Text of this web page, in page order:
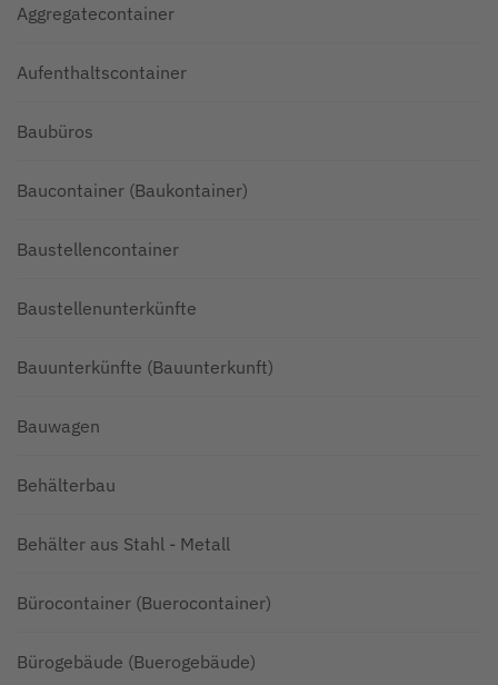
Aggregatecontainer
Aufenthaltscontainer
Baubüros
Baucontainer (Baukontainer)
Baustellencontainer
Baustellenunterkünfte
Bauunterkünfte (Bauunterkunft)
Bauwagen
Behälterbau
Behälter aus Stahl - Metall
Bürocontainer (Buerocontainer)
Bürogebäude (Buerogebäude)